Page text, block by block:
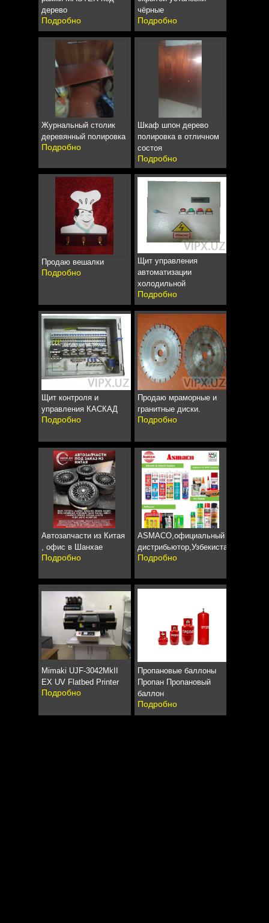
дерево
Подробно
чёрные
Подробно
Журнальный столик
деревянный полировка
Подробно
Шкаф шпон дерево
полировка в отличном
состоя
Подробно
Продаю вешалки
Подробно
Щит управления
автоматизации
холодильной
Подробно
Щит контроля и
управления КАСКАД
Подробно
Продаю мраморные и
гранитные диски.
Подробно
Автозапчасти из Китая
, офис в Шанхае
Подробно
ASMACO,официальный
дистрибьютор,Узбекистан
Подробно
Mimaki UJF-3042MkII
EX UV Flatbed Printer
Подробно
Пропановые баллоны
Пропан Пропановый
баллон
Подробно